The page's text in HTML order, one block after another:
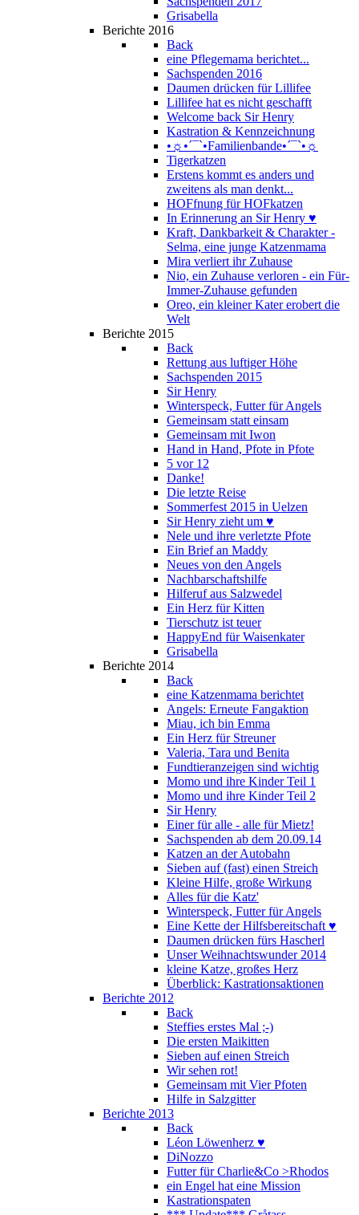
Grisabella
Berichte 2016
Back
eine Pflegemama berichtet...
Sachspenden 2016
Daumen drücken für Lillifee
Lillifee hat es nicht geschafft
Welcome back Sir Henry
Kastration & Kennzeichnung
•☼•´¯`•Familienbande•´¯`•☼
Tigerkatzen
Erstens kommt es anders und
zweitens als man denkt...
HOFfnung für HOFkatzen
In Erinnerung an Sir Henry ♥
Kraft, Dankbarkeit & Charakter -
Selma, eine junge Katzenmama
Mira verliert ihr Zuhause
Nio, ein Zuhause verloren - ein Für-
Immer-Zuhause gefunden
Oreo, ein kleiner Kater erobert die
Welt
Berichte 2015
Back
Rettung aus luftiger Höhe
Sachspenden 2015
Sir Henry
Winterspeck, Futter für Angels
Gemeinsam statt einsam
Gemeinsam mit Iwon
Hand in Hand, Pfote in Pfote
5 vor 12
Danke!
Die letzte Reise
Sommerfest 2015 in Uelzen
Sir Henry zieht um ♥
Nele und ihre verletzte Pfote
Ein Brief an Maddy
Neues von den Angels
Nachbarschaftshilfe
Hilferuf aus Salzwedel
Ein Herz für Kitten
Tierschutz ist teuer
HappyEnd für Waisenkater
Grisabella
Berichte 2014
Back
eine Katzenmama berichtet
Angels: Erneute Fangaktion
Miau, ich bin Emma
Ein Herz für Streuner
Valeria, Tara und Benita
Fundtieranzeigen sind wichtig
Momo und ihre Kinder Teil 1
Momo und ihre Kinder Teil 2
Sir Henry
Einer für alle - alle für Mietz!
Sachspenden ab dem 20.09.14
Katzen an der Autobahn
Sieben auf (fast) einen Streich
Kleine Hilfe, große Wirkung
Alles für die Katz'
Winterspeck, Futter für Angels
Eine Kette der Hilfsbereitschaft ♥
Daumen drücken fürs Hascherl
Unser Weihnachtswunder 2014
kleine Katze, großes Herz
Überblick: Kastrationsaktionen
Berichte 2012
Back
Steffies erstes Mal ;-)
Die ersten Maikitten
Sieben auf einen Streich
Wir sehen rot!
Gemeinsam mit Vier Pfoten
Hilfe in Salzgitter
Berichte 2013
Back
Léon Löwenherz ♥
DiNozzo
Futter für Charlie&Co >Rhodos
ein Engel hat eine Mission
Kastrationspaten